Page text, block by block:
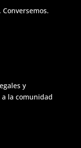
y
la comunidad